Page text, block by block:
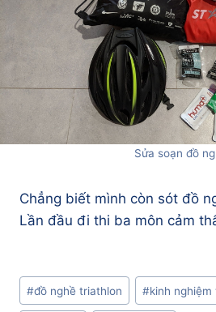
Sửa soạn đồ
Chẳng biết mình còn sót đồ
Lần đầu đi thi ba môn cảm
Post
Tags:
#đồ nghề triathlon #kinh nghiệm